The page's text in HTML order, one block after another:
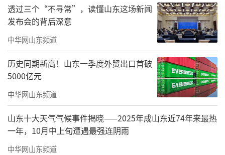
色低碳高质量发展先行区重大使命。随后，山
东省委、省政府围绕先行区建设，谋划推出一
系列务实举措，取得显著成效。
山东省发展改革委副主任孙来斌说，山东
已有国家级制造业单项冠军235个、居全国首
位，高新技术企业突破3.5万家，入库国家科技
型中小企业突破5万家，国家先进制造业集群达
到6个。累计审核碳排放减量替代项目70余个，
减少碳排放500余万吨；地表水国控断面优良水
透过三个“不寻常”，读懂山东这场新闻
发布会的背后深意
中华网山东频道
历史同期新高！山东一季度外贸出口首破
5000亿元
中华网山东频道
山东十大天气气候事件揭晓——2025年成山东近74年来最热
一年，10月中上旬遭遇最强连阴雨
中华网山东频道